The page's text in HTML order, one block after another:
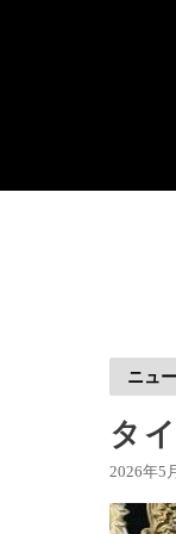
ニュ
タ
2026年5